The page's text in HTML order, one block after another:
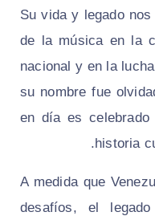
Su vida y legado
de la música en la
nacional y en la
su nombre fue
en día es
historia
A medida que
desafíos, el